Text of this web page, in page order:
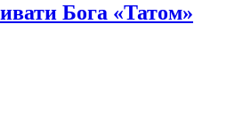
Бога «Татом»